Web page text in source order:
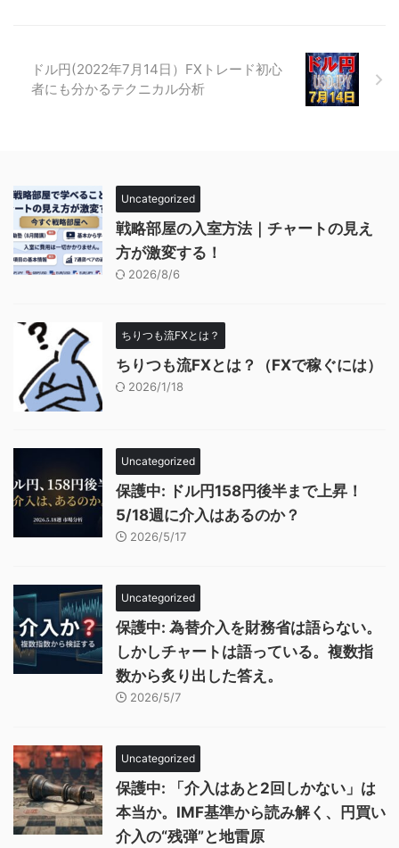
ドル円(2022年7月14日）FXトレード初心
者にも分かるテクニカル分析
Uncategorized
戦略部屋の入室方法｜チャートの見え
方が激変する！
2026/8/6
ちりつも流FXとは？
ちりつも流FXとは？（FXで稼ぐには）
2026/1/18
Uncategorized
保護中: ドル円158円後半まで上昇！
5/18週に介入はあるのか？
2026/5/17
Uncategorized
保護中: 為替介入を財務省は語らない。
しかしチャートは語っている。複数指
数から炙り出した答え。
2026/5/7
Uncategorized
保護中: 「介入はあと2回しかない」は
本当か。IMF基準から読み解く、円買い
介入の“残弾”と地雷原